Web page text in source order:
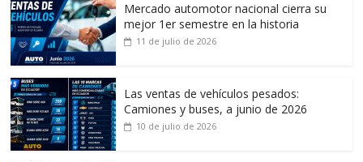
Mercado automotor nacional cierra su
mejor 1er semestre en la historia
11 de julio de 2026
Las ventas de vehículos pesados:
Camiones y buses, a junio de 2026
10 de julio de 2026